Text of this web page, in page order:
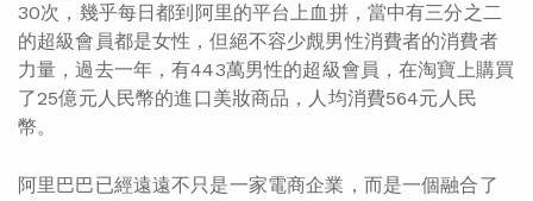
30次，幾乎每日都到阿里的平台上血拼，當中有三分之二
的超級會員都是女性，但絕不容少覤男性消費者的消費者
力量，過去一年，有443萬男性的超級會員，在淘寶上購買
了25億元人民幣的進口美妝商品，人均消費564元人民
幣。
阿里巴巴已經遠遠不只是一家電商企業，而是一個融合了